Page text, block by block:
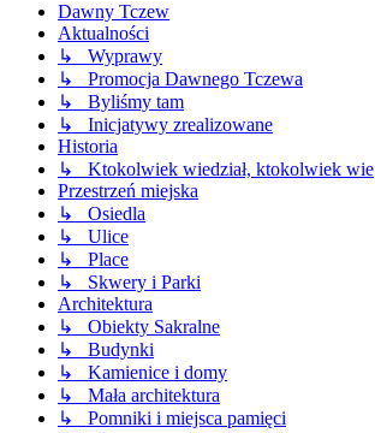
Dawny Tczew
Aktualności
↳ Wyprawy
↳ Promocja Dawnego Tczewa
↳ Byliśmy tam
↳ Inicjatywy zrealizowane
Historia
↳ Ktokolwiek wiedział, ktokolwiek wie
Przestrzeń miejska
↳ Osiedla
↳ Ulice
↳ Place
↳ Skwery i Parki
Architektura
↳ Obiekty Sakralne
↳ Budynki
↳ Kamienice i domy
↳ Mała architektura
↳ Pomniki i miejsca pamięci